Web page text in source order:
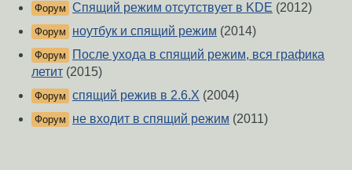
Форум Спящий режим отсутствует в KDE (2012)
Форум ноутбук и спящий режим (2014)
Форум
После ухода в спящий режим, вся графика
летит (2015)
Форум спящий режив в 2.6.X (2004)
Форум не входит в спящий режим (2011)